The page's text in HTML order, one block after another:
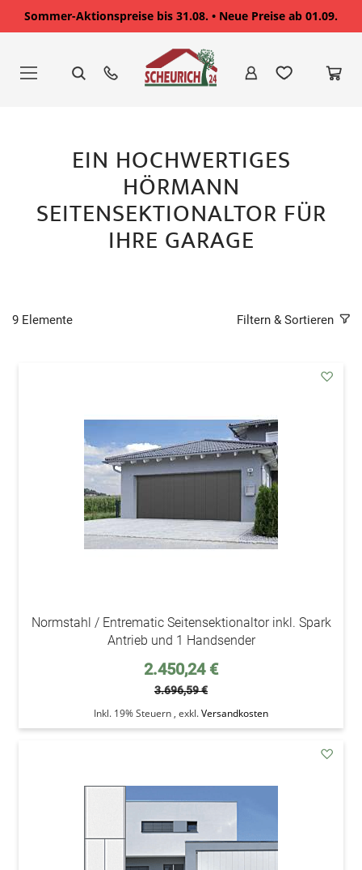
Sommer-Aktionspreise bis 31.08. • Neue Preise ab 01.09.
springen
EIN HOCHWERTIGES
HÖRMANN
SEITENSEKTIONALTOR FÜR
IHRE GARAGE
9 Elemente Filtern & Sortieren
Normstahl / Entrematic Seitensektionaltor inkl. Spark
Antrieb und 1 Handsender
Sonderpreis
2.450,24 €
3.696,59 €
Inkl. 19% Steuern , exkl.Versandkosten